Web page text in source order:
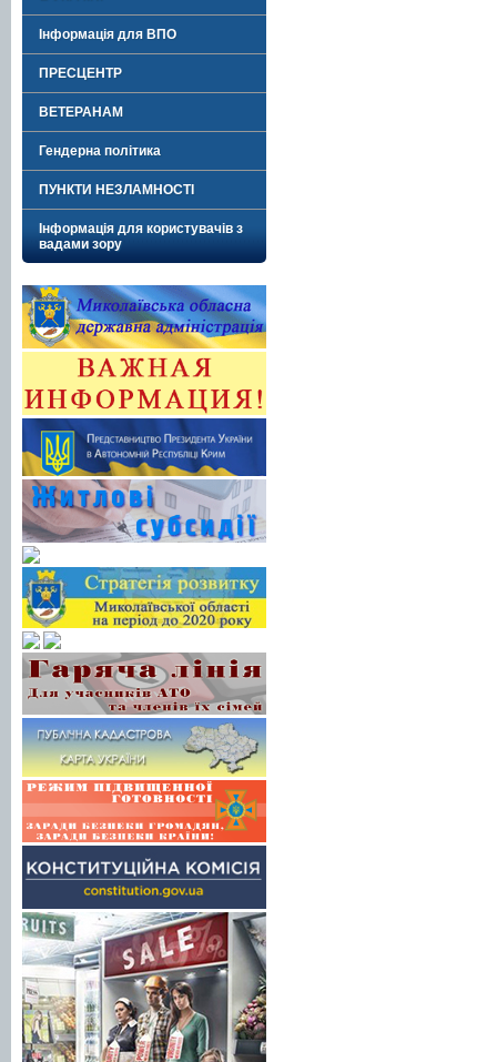
Інформація для ВПО
ПРЕСЦЕНТР
ВЕТЕРАНАМ
Гендерна політика
ПУНКТИ НЕЗЛАМНОСТІ
Інформація для користувачів з
вадами зору